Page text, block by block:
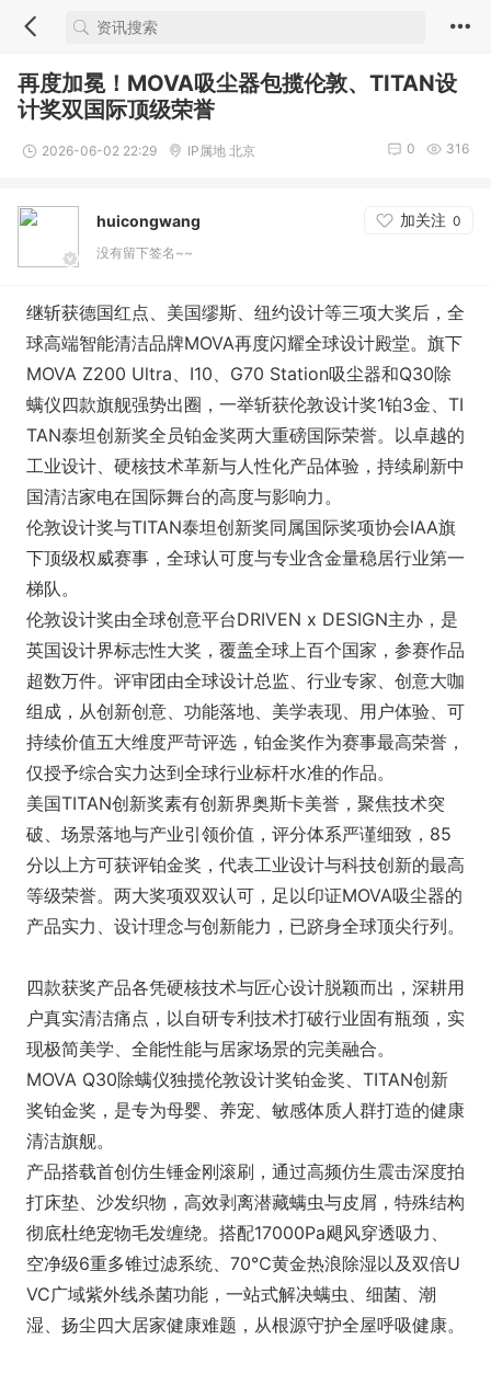
再度加冕！MOVA吸尘器包揽伦敦、TITAN设
计奖双国际顶级荣誉
2026-06-02 22:29 IP属地 北京 316
0
huicongwang 加关注 0
没有留下签名~~
继斩获德国红点、美国缪斯、纽约设计等三项大奖后，全
球高端智能清洁品牌MOVA再度闪耀全球设计殿堂。旗下
MOVA Z200 Ultra、I10、G70 Station吸尘器和Q30除
螨仪四款旗舰强势出圈，一举斩获伦敦设计奖1铂3金、TI
TAN泰坦创新奖全员铂金奖两大重磅国际荣誉。以卓越的
工业设计、硬核技术革新与人性化产品体验，持续刷新中
国清洁家电在国际舞台的高度与影响力。
伦敦设计奖与TITAN泰坦创新奖同属国际奖项协会IAA旗
下顶级权威赛事，全球认可度与专业含金量稳居行业第一
梯队。
伦敦设计奖由全球创意平台DRIVEN x DESIGN主办，是
英国设计界标志性大奖，覆盖全球上百个国家，参赛作品
超数万件。评审团由全球设计总监、行业专家、创意大咖
组成，从创新创意、功能落地、美学表现、用户体验、可
持续价值五大维度严苛评选，铂金奖作为赛事最高荣誉，
仅授予综合实力达到全球行业标杆水准的作品。
美国TITAN创新奖素有创新界奥斯卡美誉，聚焦技术突
破、场景落地与产业引领价值，评分体系严谨细致，85
分以上方可获评铂金奖，代表工业设计与科技创新的最高
等级荣誉。两大奖项双双认可，足以印证MOVA吸尘器的
产品实力、设计理念与创新能力，已跻身全球顶尖行列。
四款获奖产品各凭硬核技术与匠心设计脱颖而出，深耕用
户真实清洁痛点，以自研专利技术打破行业固有瓶颈，实
现极简美学、全能性能与居家场景的完美融合。
MOVA Q30除螨仪独揽伦敦设计奖铂金奖、TITAN创新
奖铂金奖，是专为母婴、养宠、敏感体质人群打造的健康
清洁旗舰。
产品搭载首创仿生锤金刚滚刷，通过高频仿生震击深度拍
打床垫、沙发织物，高效剥离潜藏螨虫与皮屑，特殊结构
彻底杜绝宠物毛发缠绕。搭配17000Pa飓风穿透吸力、
空净级6重多锥过滤系统、70℃黄金热浪除湿以及双倍U
VC广域紫外线杀菌功能，一站式解决螨虫、细菌、潮
湿、扬尘四大居家健康难题，从根源守护全屋呼吸健康。